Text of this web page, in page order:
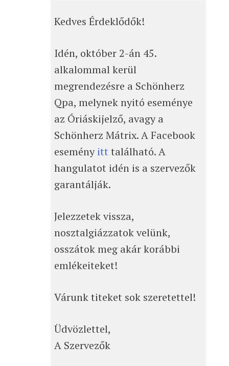
Kedves Érdeklődők!
Idén, október 2-án 45.
alkalommal kerül
megrendezésre a Schönherz
Qpa, melynek nyitó eseménye
az Óriáskijelző, avagy a
Schönherz Mátrix. A Facebook
eseményitt található. A
hangulatot idén is a szervezők
garantálják.
Jelezzetek vissza,
nosztalgiázzatok velünk,
osszátok meg akár korábbi
emlékeiteket!
Várunk titeket sok szeretettel!
Üdvözlettel,
A Szervezők